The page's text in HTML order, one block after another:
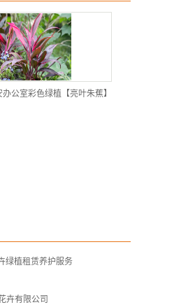
办公室彩色绿植【亮叶朱蕉】
绿植租赁养护服务
卉有限公司